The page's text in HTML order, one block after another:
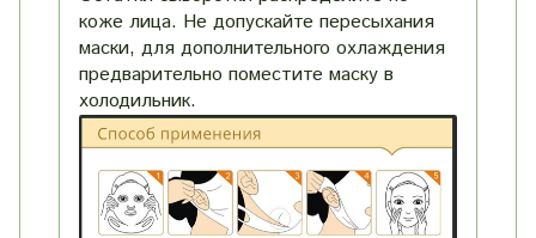
коже лица. Не допускайте пересыхания
маски, для дополнительного охлаждения
предварительно поместите маску в
холодильник.